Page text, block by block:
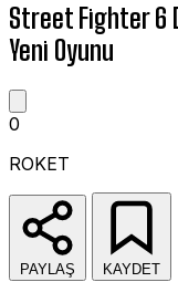
Street Fighter 6
Yeni Oyunu
0
ROKET
PAYLAŞ KAYDET